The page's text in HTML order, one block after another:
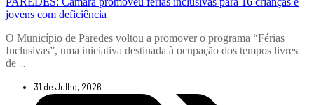
jovens com deficiência
O Município de Paredes voltou a promover o programa “Férias
Inclusivas”, uma iniciativa destinada à ocupação dos tempos livres
de ...
31 de Julho, 2026